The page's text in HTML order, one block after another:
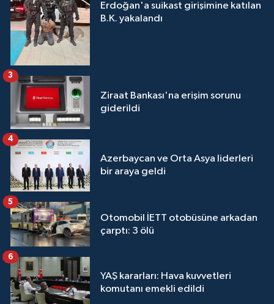
Erdoğan'a suikast girişimine katılan
B.K. yakalandı
Ziraat Bankası'na erişim sorunu
giderildi
3
Azerbaycan ve Orta Asya liderleri
bir araya geldi
4
Otomobil İETT otobüsüne arkadan
çarptı: 3 ölü
5
YAŞ kararları: Hava kuvvetleri
komutanı emekli edildi
6